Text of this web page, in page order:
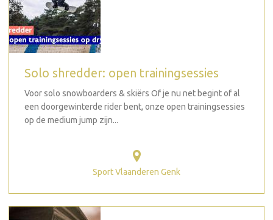
Solo shredder: open trainingsessies
Voor solo snowboarders & skiërs Of je nu net begint of al
een doorgewinterde rider bent, onze open trainingsessies
op de medium jump zijn...
Sport Vlaanderen Genk